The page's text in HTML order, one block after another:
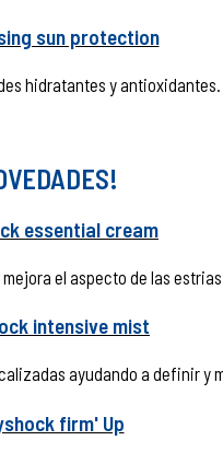
sun protection
hidratantes y antioxidantes.
essential cream
el aspecto de las
intensive mist
ayudando a definir y
firm' Up